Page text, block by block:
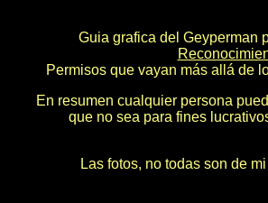
Guia grafica del Geyperman
Permisos que vayan más allá de
En resumen cualquier persona
que no sea para fines
Las fotos, no todas son de